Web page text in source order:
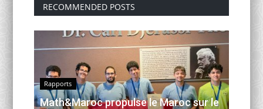
RECOMMENDED POSTS
Rapports
Math&Maroc propulse le Maroc sur le